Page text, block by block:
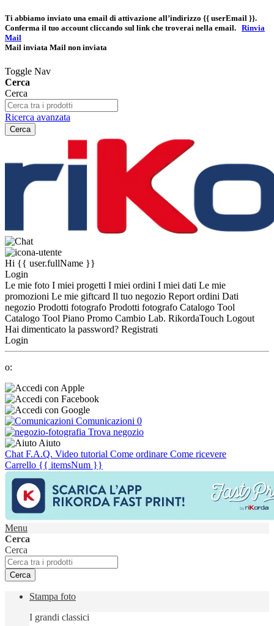
Ti abbiamo inviato una email di attivazione all’indirizzo {{ userEmail }}.
Conferma il tuo account cliccando sul link che troverai nella email. Rinvia
Mail
Mail inviata Mail non inviata
Toggle Nav
Cerca
Cerca
Ricerca avanzata
Cerca
Hi {{ user.fullName }}
Login
Le mie foto I miei progetti I miei ordini I miei dati Le mie
promozioni Le mie giftcard Il tuo negozio Report ordini Dati
negozio Prodotti fotografo Prodotti fotografo Catalogo Tool
Catalogo Tool Piano Promo Cambio Lab. RikordaTouch Logout
Hai dimenticato la password? Registrati
Login
o:
Comunicazioni 0
Trova negozio
Aiuto
Chat F.A.Q. Video tutorial Come ordinare Come ricevere
Carrello {{ itemsNum }}
Menu
Cerca
Cerca
Cerca
Stampa foto
I grandi classici